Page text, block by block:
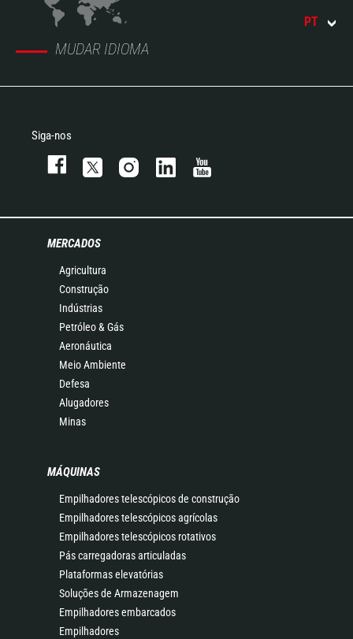
MUDAR IDIOMA
PT
Siga-nos
MERCADOS
Agricultura
Construção
Indústrias
Petróleo & Gás
Aeronáutica
Meio Ambiente
Defesa
Alugadores
Minas
MÁQUINAS
Empilhadores telescópicos de construção
Empilhadores telescópicos agrícolas
Empilhadores telescópicos rotativos
Pás carregadoras articuladas
Plataformas elevatórias
Soluções de Armazenagem
Empilhadores embarcados
Empilhadores